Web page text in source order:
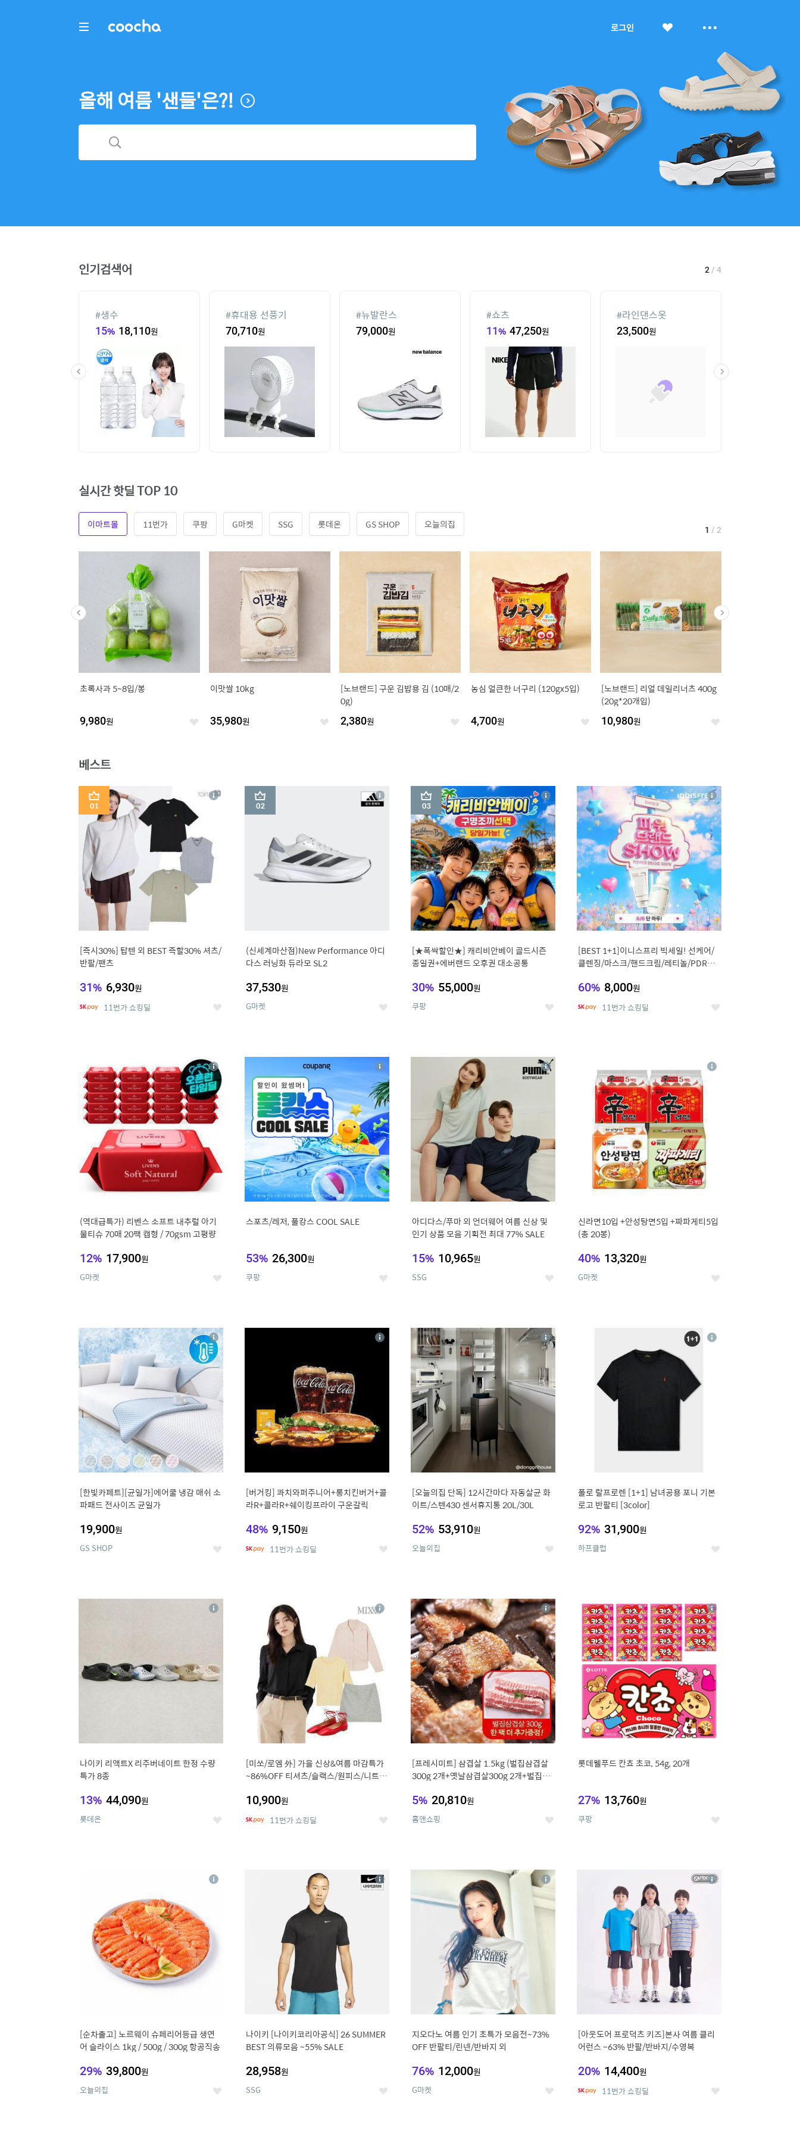
COOCHA 로그인 보
올해 여름 '샌들'은?!
인기검색어
#생수
15% 18,110원
#휴대용 선풍기
70,710원
#뉴발란스
79,000원
#쇼츠
11% 47,250원
#라인댄스옷
23,500원
2 / 4
실시간 핫딜 TOP 10
이마트몰 11번가 쿠팡 G마켓 SSG 롯데온 GS SHOP 오늘의집
초록사과 5~8입/봉
9,980원 좋
이맛쌀 10kg
35,980원 좋
[노브랜드] 구운 김밥용 김 (10매/2
0g)
2,380원 좋
농심 얼큰한 너구리 (120gx5입)
4,700원 좋
[노브랜드] 리얼 데일리너츠 400g
(20g*20개입)
10,980원 좋
1 / 2
베스트
1
[즉시30%] 탑텐 외 BEST 즉할30% 셔츠/
반팔/팬츠
31% 6,930원
11번가 쇼킹딜 좋
상
2
(신세계마산점)New Performance 아디
다스 러닝화 듀라모 SL2
37,530원
G마켓 좋
상
세
3
[★폭싹할인★] 캐리비안베이 골드시즌
종일권+에버랜드 오후권 대소공통
30% 55,000원
쿠팡 좋
상
세
4
[BEST 1+1]이니스프리 빅세일! 선케어/
클렌징/마스크/핸드크림/레티놀/PDRN/
60% 8,000원
11번가 쇼킹딜 좋
상
세
(역대급특가) 리벤스 소프트 내추럴 아기
물티슈 70매 20팩 캡형 / 70gsm 고평량
12% 17,900원
G마켓 좋
상
세
6
스포츠/레저, 풀캉스 COOL SALE
53% 26,300원
쿠팡 좋
상
세
7
아디다스/푸마 외 언더웨어 여름 신상 및
인기 상품 모음 기획전 최대 77% SALE
15% 10,965원
SSG 좋
상
세
신라면10입 +안성탕면5입 +짜파게티5입
(총 20봉)
40% 13,320원
G마켓 좋
상
9
[한빛카페트][균일가]에어쿨 냉감 매쉬 소
파패드 전사이즈 균일가
19,900원
GS SHOP 좋
상
세
10
[버거킹] 콰치와퍼주니어+롱치킨버거+콜
라R+콜라R+쉐이킹프라이 구운갈릭
48% 9,150원
11번가 쇼킹딜 좋
상
11
[오늘의집 단독] 12시간마다 자동살균 화
이트/스텐430 센서휴지통 20L/30L
52% 53,910원
오늘의집 좋
상
세
폴로 랄프로렌 [1+1] 남녀공용 포니 기본
로고 반팔티 [3color]
92% 31,900원
하프클럽 좋
상
13
나이키 리액트X 리주버네이트 한정 수량
특가 8종
13% 44,090원
롯데온 좋
상
[미쏘/로엠 外] 가을 신상&여름 마감특가
~86%OFF 티셔츠/슬랙스/원피스/니트/
10,900원
11번가 쇼킹딜 좋
상
15
[프레시미트] 삼겹살 1.5kg (벌집삼겹살
300g 2개+옛날삼겹살300g 2개+벌집삼
5% 20,810원
홈앤쇼핑 좋
상
세
16
롯데웰푸드 칸쵸 초코, 54g, 20개
27% 13,760원
쿠팡 좋
상
세
[순차출고] 노르웨이 슈페리어등급 생연
어 슬라이스 1kg / 500g / 300g 항공직송
29% 39,800원
오늘의집 좋
상
나이키 [나이키코리아공식] 26 SUMMER
BEST 의류모음 ~55% SALE
28,958원
SSG 좋
상
세
19
지오다노 여름 인기 초특가 모음전~73%
OFF 반팔티/린넨/반바지 외
76% 12,000원
G마켓 좋
상
[아웃도어 프로덕츠 키즈]본사 여름 클리
어런스 ~63% 반팔/반바지/수영복
20% 14,400원
11번가 쇼킹딜 좋
상